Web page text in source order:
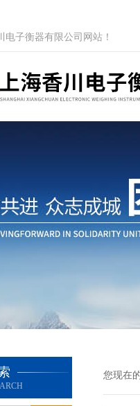
子衡器有限公司网站！
您现在